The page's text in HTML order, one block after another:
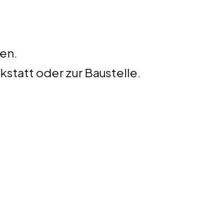
oder zur Baustelle.